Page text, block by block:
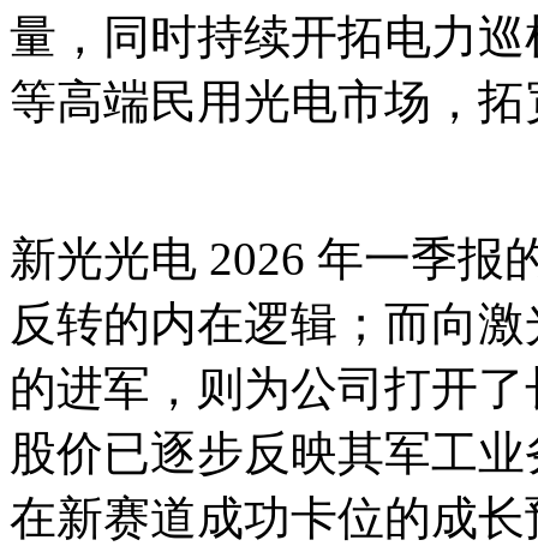
量，同时持续开拓电力
等高端民用光电市场，
新光光电 2026 年一季报
反转的内在逻辑；而向
的进军，则为公司打开
股价已逐步反映其军工
在新赛道成功卡位的成